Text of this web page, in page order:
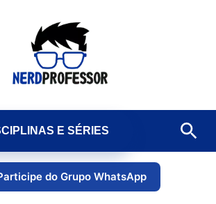
E SÉRIES
do Grupo WhatsApp